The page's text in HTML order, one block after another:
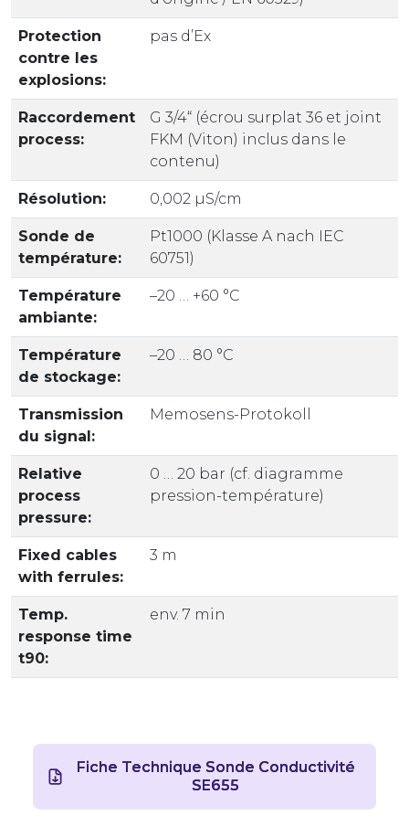
Protection
contre les
explosions:
pas d’Ex
Raccordement
process:
G 3/4“ (écrou surplat 36 et joint
FKM (Viton) inclus dans le
contenu)
Résolution: 0,002 µS/cm
Sonde de
température:
Pt1000 (Klasse A nach IEC
60751)
Température
ambiante:
–20 … +60 °C
Température
de stockage:
–20 … 80 °C
Transmission
du signal:
Memosens-Protokoll
Relative
process
pressure:
0 … 20 bar (cf. diagramme
pression-température)
Fixed cables
with ferrules:
3 m
Temp.
response time
t90:
env. 7 min
Fiche Technique Sonde Conductivité
SE655